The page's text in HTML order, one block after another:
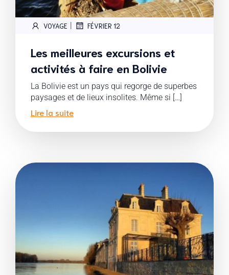
VOYAGE | FÉVRIER 12
Les meilleures excursions et
activités à faire en Bolivie
La Bolivie est un pays qui regorge de superbes
paysages et de lieux insolites. Même si […]
Lire la suite